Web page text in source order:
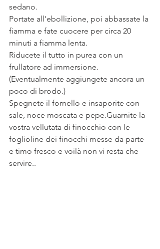
sedano.
Portate all'ebollizione, poi abbassate la
fiamma e fate cuocere per circa 20
minuti a fiamma lenta.
Riducete il tutto in purea con un
frullatore ad immersione.
(Eventualmente aggiungete ancora un
poco di brodo.)
Spegnete il fornello e insaporite con
sale, noce moscata e pepe.Guarnite la
vostra vellutata di finocchio con le
foglioline dei finocchi messe da parte
e timo fresco e voilà non vi resta che
servire..